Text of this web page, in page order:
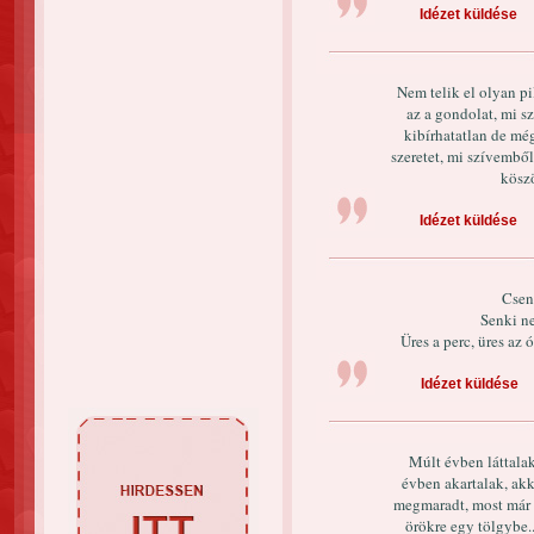
Idézet küldése
Nem telik el olyan
az a gondolat, mi
kibírhatatlan de
szeretet, mi
Idézet küldése
Senki
Üres a perc, üres az
Idézet küldése
Múlt évben
évben akartalak,
megmaradt, most
örökre egy